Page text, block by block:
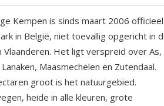
Kempen is sinds maart 2006 officieel
in België, niet toevallig opgericht in
Vlaanderen. Het ligt verspreid over As,
Maasmechelen en Zutendaal.
groot is het natuurgebied.
heide in alle kleuren, grote